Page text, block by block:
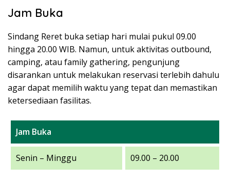
Jam Buka
Sindang Reret buka setiap hari mulai pukul 09.00
hingga 20.00 WIB. Namun, untuk aktivitas outbound,
camping, atau family gathering, pengunjung
disarankan untuk melakukan reservasi terlebih dahulu
agar dapat memilih waktu yang tepat dan memastikan
ketersediaan fasilitas.
Jam Buka
Senin – Minggu 09.00 – 20.00